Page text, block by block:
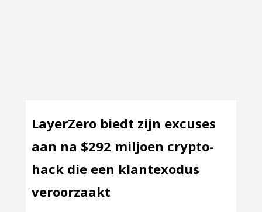
LayerZero biedt zijn excuses
aan na $292 miljoen crypto-
hack die een klantexodus
veroorzaakt